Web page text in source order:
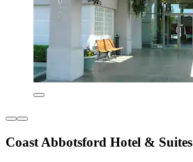
Coast Abbotsford Hotel & Suites